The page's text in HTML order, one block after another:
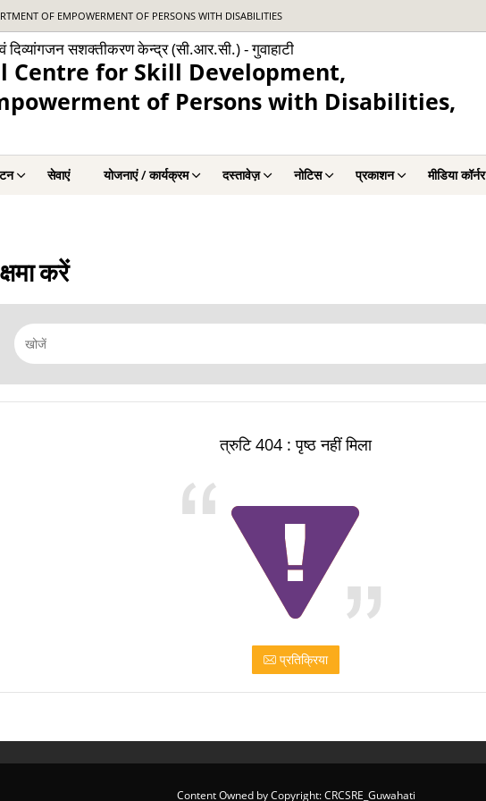
OF EMPOWERMENT OF PERSONS WITH DISABILITIES
दिव्यांगजन सशक्तीकरण केन्द्र (सी.आर.सी.) - गुवाहाटी
Centre for Skill Development,
of Persons with Disabilities,
सेवाएं योजनाएं / कार्यक्रम दस्तावेज़ नोटिस प्रकाशन मीडिया कॉर्नर
करें
त्रुटि 404 : पृष्ठ नहीं मिला
प्रतिक्रिया
Content Owned by Copyright: CRCSRE_Guwahati